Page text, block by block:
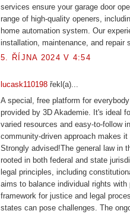
services ensure your garage door
range of high-quality openers,
home automation system. Our
installation, maintenance, and repair
5. ŘÍJNA 2024 V 4:54
lucask110198 řekl(a)...
A special, free platform for
provided by 3D Akademie. It's ideal
varied resources and easy-to-follow
community-driven approach makes
Strongly advised!The general law in
rooted in both federal and state
legal principles, including
aims to balance individual rights
framework for justice and legal
states can pose challenges. The